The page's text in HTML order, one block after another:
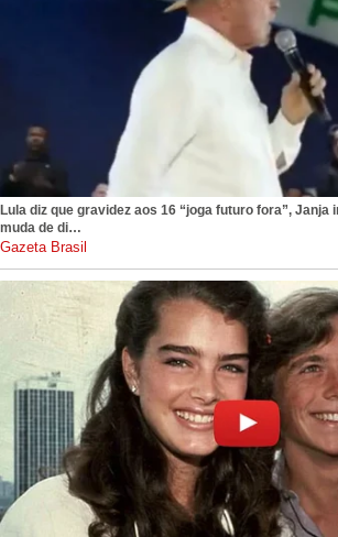
Lula diz que gravidez aos 16 “joga futuro fora”,
muda de di…
gazetabrasil.com.br